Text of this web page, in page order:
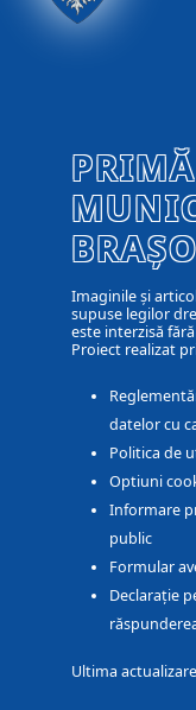
Imaginile și
supuse legilor
este interzisă
Proiect realizat
datelor cu
Politica de
Optiuni
Informare
public
Formular
Declarație
Ultima